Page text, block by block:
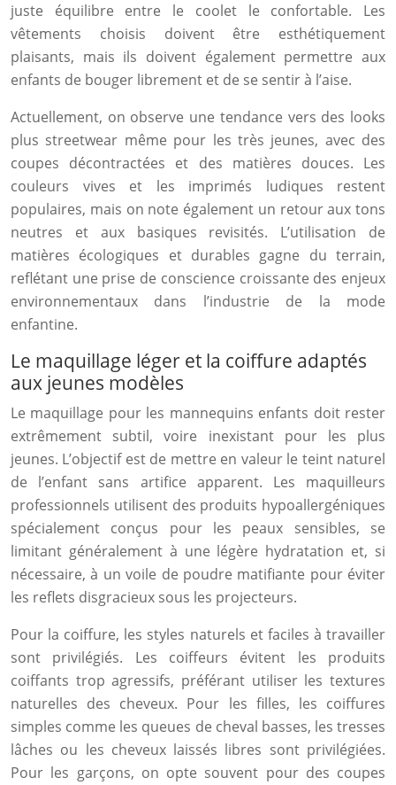
juste équilibre entre le coolet le confortable. Les
vêtements choisis doivent être esthétiquement
plaisants, mais ils doivent également permettre aux
enfants de bouger librement et de se sentir à l’aise.
Actuellement, on observe une tendance vers des looks
plus streetwear même pour les très jeunes, avec des
coupes décontractées et des matières douces. Les
couleurs vives et les imprimés ludiques restent
populaires, mais on note également un retour aux tons
neutres et aux basiques revisités. L’utilisation de
matières écologiques et durables gagne du terrain,
reflétant une prise de conscience croissante des enjeux
environnementaux dans l’industrie de la mode
enfantine.
Le maquillage léger et la coiffure adaptés
aux jeunes modèles
Le maquillage pour les mannequins enfants doit rester
extrêmement subtil, voire inexistant pour les plus
jeunes. L’objectif est de mettre en valeur le teint naturel
de l’enfant sans artifice apparent. Les maquilleurs
professionnels utilisent des produits hypoallergéniques
spécialement conçus pour les peaux sensibles, se
limitant généralement à une légère hydratation et, si
nécessaire, à un voile de poudre matifiante pour éviter
les reflets disgracieux sous les projecteurs.
Pour la coiffure, les styles naturels et faciles à travailler
sont privilégiés. Les coiffeurs évitent les produits
coiffants trop agressifs, préférant utiliser les textures
naturelles des cheveux. Pour les filles, les coiffures
simples comme les queues de cheval basses, les tresses
lâches ou les cheveux laissés libres sont privilégiées.
Pour les garçons, on opte souvent pour des coupes